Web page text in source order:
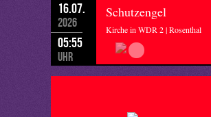
16.07.
2026
05:55
Uhr
Schutzengel
Kirche in WDR 2 | Rosenthal